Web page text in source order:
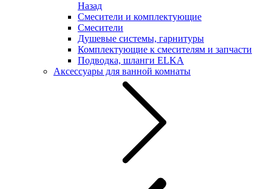
Назад
Смесители и комплектующие
Смесители
Душевые системы, гарнитуры
Комплектующие к смесителям и запчасти
Подводка, шланги ELKA
Аксессуары для ванной комнаты